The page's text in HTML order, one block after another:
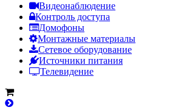
Видеонаблюдение
Контроль доступа
Домофоны
Монтажные материалы
Сетевое оборудование
Источники питания
Телевидение